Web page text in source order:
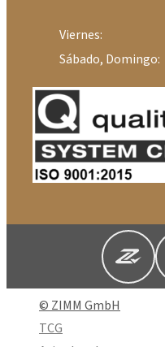
Viernes:
Sábado, Domingo:
© ZIMM GmbH
TCG